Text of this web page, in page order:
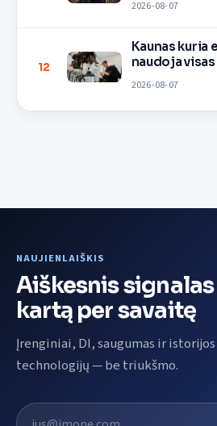
2026-08-07
12
Kaunas kuria
naudoja
2026-08-07
NAUJIENLAIŠKIS
Aiškesnis signalas
kartą per savaitę
Įrenginiai, DI, saugumas ir istorijos
technologijų — be triukšmo.
El. pašto adresas